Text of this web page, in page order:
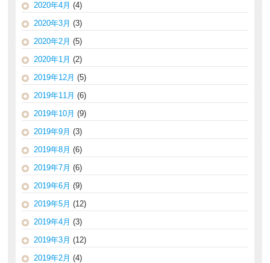
2020年4月 (4)
2020年3月 (3)
2020年2月 (5)
2020年1月 (2)
2019年12月 (5)
2019年11月 (6)
2019年10月 (9)
2019年9月 (3)
2019年8月 (6)
2019年7月 (6)
2019年6月 (9)
2019年5月 (12)
2019年4月 (3)
2019年3月 (12)
2019年2月 (4)